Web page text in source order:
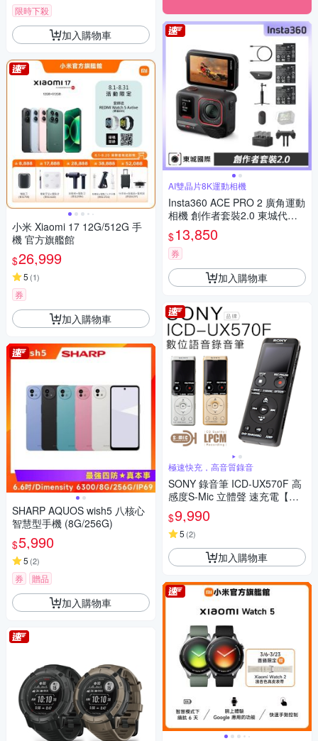
限時下殺
加入購物車
小米 Xiaomi 17 12G/512G 手
機 官方旗艦館
$26,999
5 (1)
券
加入購物車
SHARP AQUOS wish5 八核心
智慧型手機 (8G/256G)
$5,990
5 (2)
券 贈品
加入購物車
AI雙晶片8K運動相機
Insta360 ACE PRO 2 廣角運動
相機 創作者套裝2.0 東城代理
公司貨
$13,850
券
加入購物車
極速快充，高音質錄音
SONY 錄音筆 ICD-UX570F 高
感度S-Mic 立體聲 速充電【極
速快充】
$9,990
5 (2)
加入購物車